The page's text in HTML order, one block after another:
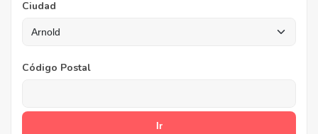
Ciudad
Código Postal